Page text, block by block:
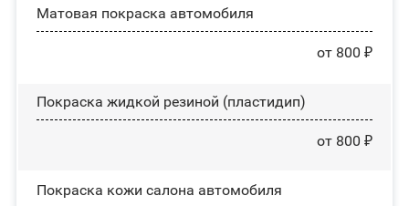
Матовая покраска автомобиля
от 800 ₽
Покраска жидкой резиной (пластидип)
от 800 ₽
Покраска кожи салона автомобиля